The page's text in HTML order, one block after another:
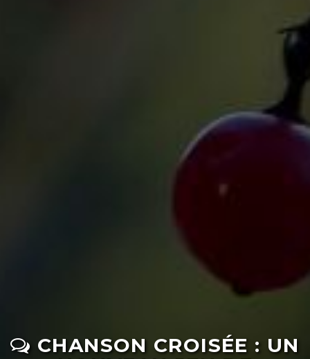
CHANSON CROISÉE : UN